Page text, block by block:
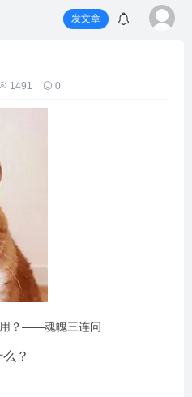
发文章
1491 0
用？——魂魄三连问
？